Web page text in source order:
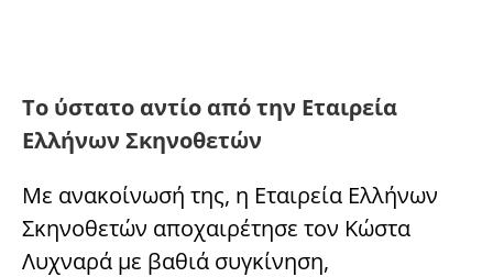
Το ύστατο αντίο από την Εταιρεία
Ελλήνων Σκηνοθετών
Με ανακοίνωσή της, η Εταιρεία Ελλήνων
Σκηνοθετών αποχαιρέτησε τον Κώστα
Λυχναρά με βαθιά συγκίνηση,